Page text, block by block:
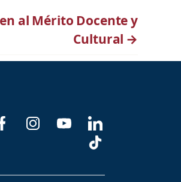
al Mérito Docente y
Cultural →